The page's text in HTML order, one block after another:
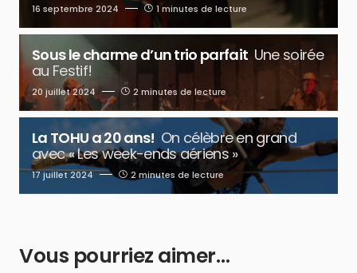
16 septembre 2024 1 minutes de lecture
Sous le charme d’un trio parfait Une soirée
au Festif!
20 juillet 2024 2 minutes de lecture
La TOHU a 20 ans! On célèbre en grand
avec « Les week-ends aériens »
17 juillet 2024 2 minutes de lecture
Vous pourriez aimer…